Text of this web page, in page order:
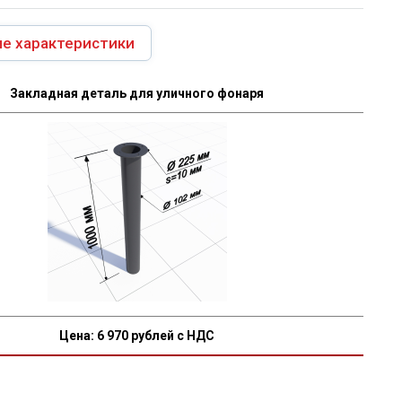
характеристики
Закладная деталь для уличного фонаря
Цена: 6 970 рублей с НДС